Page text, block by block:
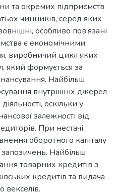
та окремих підприємств
чинників, серед яких
особливо пов’язані
є економічними
виробничий цикл яких
який формується за
Найбільш
внутрішніх джерел
оскільки у
залежності від
При нестачі
оборотного капіталу
Найбільш
товарних кредитів з
кредитів та видача
векселів.